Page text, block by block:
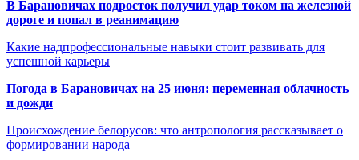
В Барановичах подросток получил удар током на железной
дороге и попал в реанимацию
Какие надпрофессиональные навыки стоит развивать для
успешной карьеры
Погода в Барановичах на 25 июня: переменная облачность
и дожди
Происхождение белорусов: что антропология рассказывает о
формировании народа